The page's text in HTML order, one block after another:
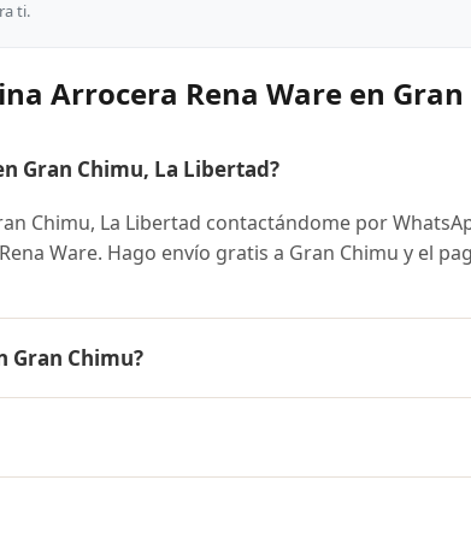
ti.
Arrocera Rena Ware en
Gran Chimu, La Libertad?
Chimu, La Libertad contactándome por
Ware. Hago envío gratis a Gran Chimu y el
Gran Chimu?
de pago en cuotas desde el 10% de